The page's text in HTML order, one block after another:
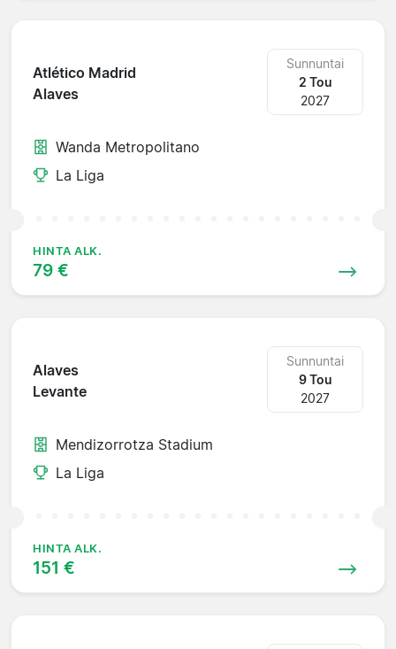
Atlético Madrid
Alaves
Sunnuntai
2 Tou
2027
Wanda Metropolitano
La Liga
HINTA ALK.
79 €
Alaves
Levante
Sunnuntai
9 Tou
2027
Mendizorrotza Stadium
La Liga
HINTA ALK.
151 €